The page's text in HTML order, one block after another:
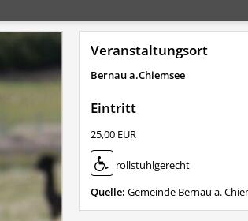
Veranstaltungsort
Bernau a.Chiemsee
Eintritt
25,00 EUR
rollstuhlgerecht
Quelle: Gemeinde Bernau a.